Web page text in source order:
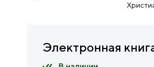
Электронная